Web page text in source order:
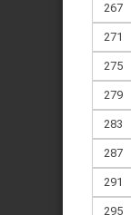
267
271
275
279
283
287
291
295